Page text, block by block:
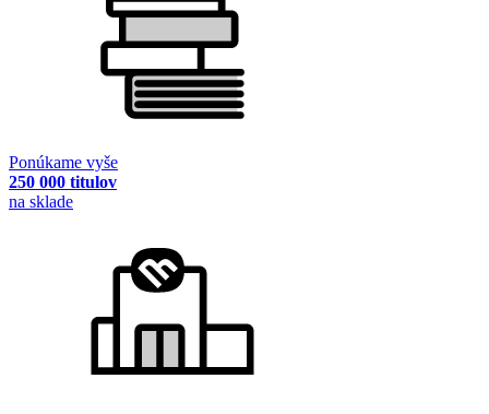
Ponúkame vyše
250 000 titulov
na sklade